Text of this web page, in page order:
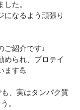
た。
になるよう頑張り
ご紹介です♩
められ、プロテイ
ます💪
、実はタンパク質
。